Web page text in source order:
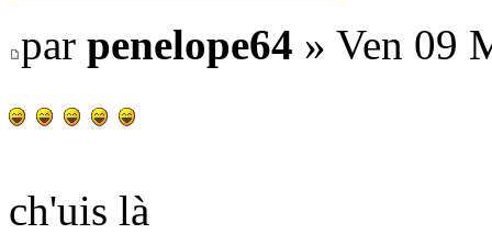
par penelope64 » Ven 09
ch'uis là